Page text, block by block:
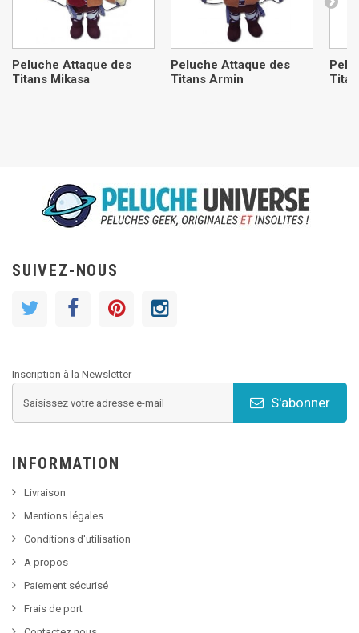
Peluche Attaque des
Titans Mikasa
Peluche Attaque des
Titans Armin
SUIVEZ-NOUS
Inscription à la Newsletter
S'abonner
INFORMATION
Livraison
Mentions légales
Conditions d'utilisation
A propos
Paiement sécurisé
Frais de port